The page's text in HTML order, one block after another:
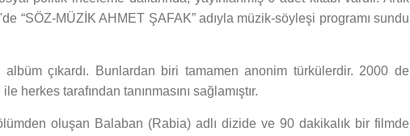
“SÖZ-MÜZİK AHMET ŞAFAK” adıyla müzik-söyleşi programı sundu
çıkardı. Bunlardan biri tamamen anonim türkülerdir. 2000 de
herkes tarafından tanınmasını sağlamıştır.
oluşan Balaban (Rabia) adlı dizide ve 90 dakikalık bir filmde